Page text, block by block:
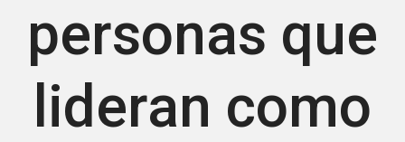
personas que
lideran como